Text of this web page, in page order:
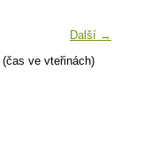
Další →
(čas ve vteřinách)